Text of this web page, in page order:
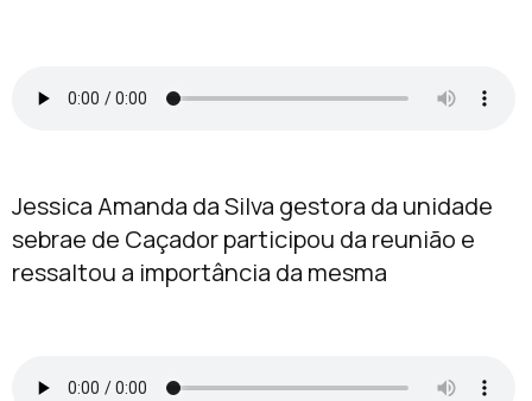
Jessica Amanda da Silva gestora da unidade
sebrae de Caçador participou da reunião e
ressaltou a importância da mesma